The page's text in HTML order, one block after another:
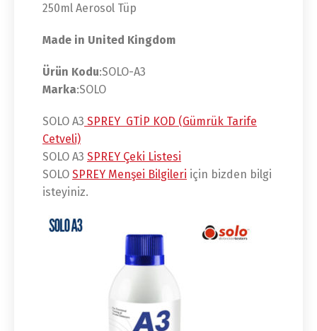
250ml Aerosol Tüp
Made in United Kingdom
Ürün Kodu:SOLO-A3
Marka:SOLO
SOLO A3 SPREY GTİP KOD (Gümrük Tarife
Cetveli)
SOLO A3 SPREY Çeki Listesi
SOLO SPREY Menşei Bilgileri için bizden bilgi
isteyiniz.